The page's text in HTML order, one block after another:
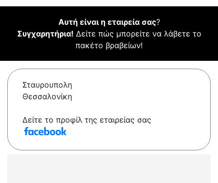
Αυτή είναι η εταιρεία σας?
Συγχαρητήρια! Δείτε πώς μπορείτε να λάβετε το
πακέτο βραβείων!
Σταυρουπολη
Θεσσαλονίκη
Δείτε το προφίλ της εταιρείας σας